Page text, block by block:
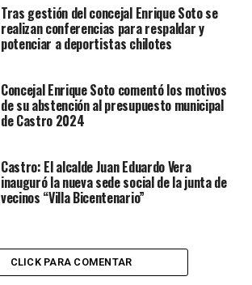
Tras gestión del concejal Enrique Soto se
realizan conferencias para respaldar y
potenciar a deportistas chilotes
Concejal Enrique Soto comentó los motivos
de su abstención al presupuesto municipal
de Castro 2024
Castro: El alcalde Juan Eduardo Vera
inauguró la nueva sede social de la junta de
vecinos “Villa Bicentenario”
CLICK PARA COMENTAR